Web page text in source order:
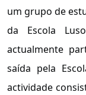
um grupo de
da Escola
actualmente
saída pela
actividade